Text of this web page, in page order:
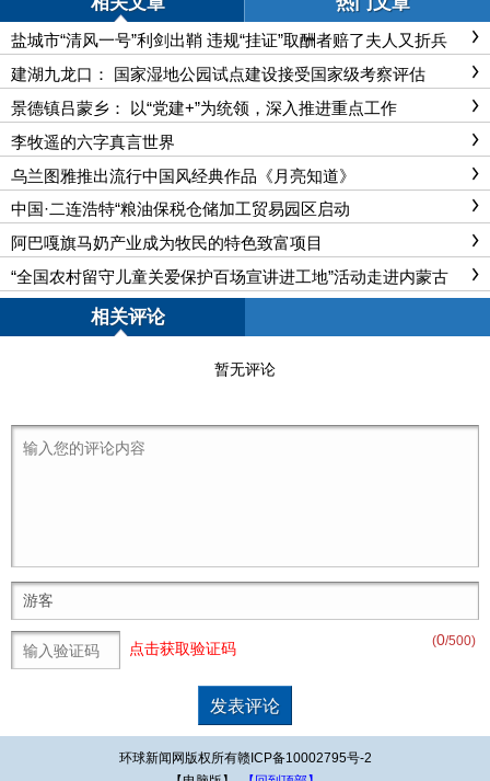
盐城市“清风一号”利剑出鞘 违规“挂证”取酬者赔了夫人又折兵
建湖九龙口： 国家湿地公园试点建设接受国家级考察评估
景德镇吕蒙乡： 以“党建+”为统领，深入推进重点工作
李牧遥的六字真言世界
乌兰图雅推出流行中国风经典作品《月亮知道》
中国·二连浩特“粮油保税仓储加工贸易园区启动
阿巴嘎旗马奶产业成为牧民的特色致富项目
“全国农村留守儿童关爱保护百场宣讲进工地”活动走进内蒙古
相关评论
暂无评论
(0/500)
点击获取验证码
环球新闻网版权所有赣ICP备10002795号-2